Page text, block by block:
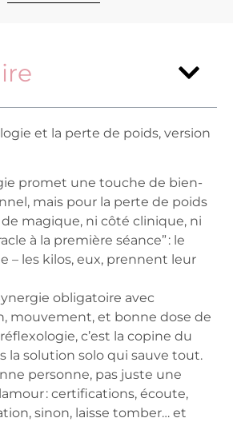
et la perte de poids, version
promet une touche de bien-
, mais pour la perte de poids
magique, ni côté clinique, ni
à la première séance” : le
– les kilos, eux, prennent leur
obligatoire avec
mouvement, et bonne dose de
c’est la copine du
la solution solo qui sauve tout.
personne, pas juste une
: certifications, écoute,
sinon, laisse tomber… et